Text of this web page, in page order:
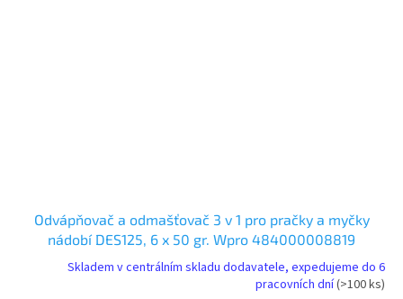
Odvápňovač a odmašťovač 3 v 1 pro pračky a myčky
nádobí DES125, 6 x 50 gr. Wpro 484000008819
Skladem v centrálním skladu dodavatele, expedujeme do 6
pracovních dní(>100 ks)